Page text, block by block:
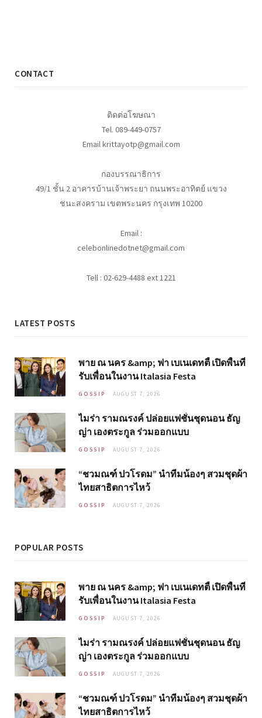
CONTACT
ติดต่อโฆษณา
Tel. 089-449-0757
Email krittayotp@gmail.com
กองบรรณาธิการ
49/1 ชั้น 2 อาคารบ้านเจ้าพระยา ถนนพระอาทิตย์ แขวง
ชนะสงคราม เขตพระนคร กรุงเทพ 10200
Email :
celebonlinedotnet@gmail.com
Tell : 02-629-4488 ext 1221
LATEST POSTS
พาย ณ นคร &amp; ฟา เบเนเดทตี้ เปิดพื้นที่
รับเพื่อนในงาน Italasia Festa
GOSSIP AUGUST 7, 2026
ไมร่า รามณรงค์ ปล่อยแฟชั่นชุดนอน ธัญ
ญ่า เองตระกูล ร่วมออกแบบ
GOSSIP AUGUST 7, 2026
“ชวมณฑ์ ปวโรดม” นำทีมน้องๆ สวมชุดผ้า
ไทยสาธิตการไหว้
GOSSIP AUGUST 7, 2026
POPULAR POSTS
พาย ณ นคร &amp; ฟา เบเนเดทตี้ เปิดพื้นที่
รับเพื่อนในงาน Italasia Festa
GOSSIP AUGUST 7, 2026
ไมร่า รามณรงค์ ปล่อยแฟชั่นชุดนอน ธัญ
ญ่า เองตระกูล ร่วมออกแบบ
GOSSIP AUGUST 7, 2026
“ชวมณฑ์ ปวโรดม” นำทีมน้องๆ สวมชุดผ้า
ไทยสาธิตการไหว้